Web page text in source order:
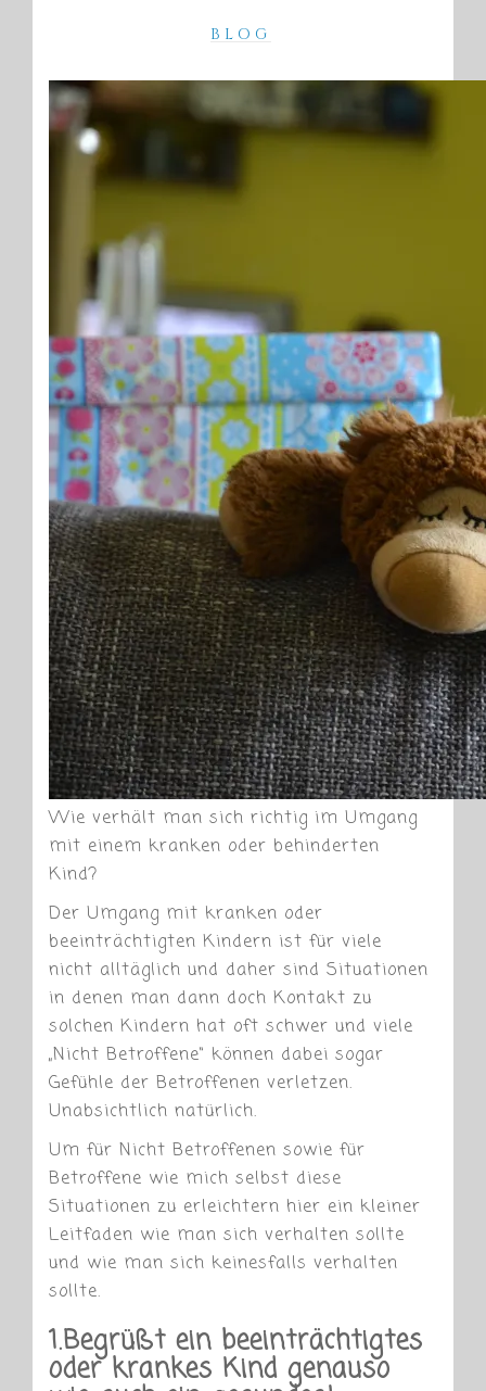
BLOG
Wie verhält man sich richtig im Umgang
mit einem kranken oder behinderten
Kind?
Der Umgang mit kranken oder
beeinträchtigten Kindern ist für viele
nicht alltäglich und daher sind Situationen
in denen man dann doch Kontakt zu
solchen Kindern hat oft schwer und viele
„Nicht Betroffene“ können dabei sogar
Gefühle der Betroffenen verletzen.
Unabsichtlich natürlich.
Um für Nicht Betroffenen sowie für
Betroffene wie mich selbst diese
Situationen zu erleichtern hier ein kleiner
Leitfaden wie man sich verhalten sollte
und wie man sich keinesfalls verhalten
sollte.
1.Begrüßt ein beeinträchtigtes
oder krankes Kind genauso